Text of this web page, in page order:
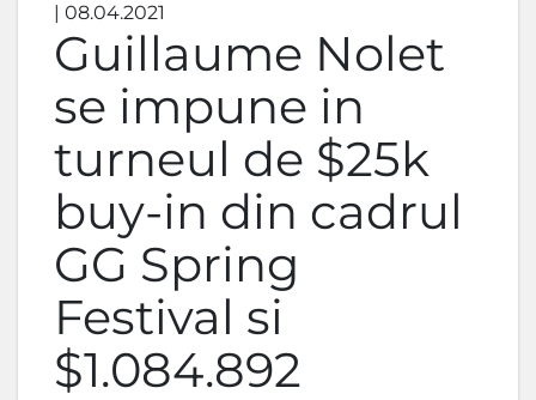
| 08.04.2021
Guillaume Nolet
se impune in
turneul de $25k
buy-in din cadrul
GG Spring
Festival si
$1.084.892